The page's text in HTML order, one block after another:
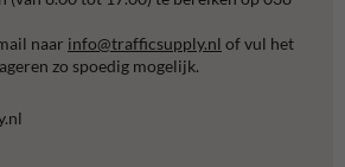
naar info@trafficsupply.nl of vul het
zo spoedig mogelijk.